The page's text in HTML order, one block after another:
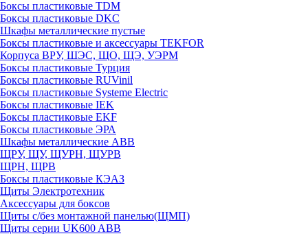
Боксы пластиковые TDM
Боксы пластиковые DKC
Шкафы металлические пустые
Боксы пластиковые и аксессуары TEKFOR
Корпуса ВРУ, ШЭС, ЩО, ЩЭ, УЭРМ
Боксы пластиковые Турция
Боксы пластиковые RUVinil
Боксы пластиковые Systeme Electric
Боксы пластиковые IEK
Боксы пластиковые EKF
Боксы пластиковые ЭРА
Шкафы металлические ABB
ЩРУ, ЩУ, ЩУРН, ЩУРВ
ЩРН, ЩРВ
Боксы пластиковые КЭАЗ
Щиты Электротехник
Аксессуары для боксов
Щиты с/без монтажной панелью(ЩМП)
Щиты серии UK600 ABB